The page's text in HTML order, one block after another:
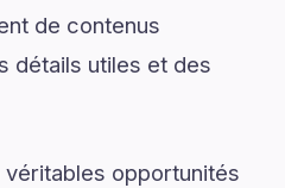
de contenus
détails utiles et des
opportunités